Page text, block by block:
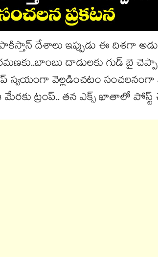
దేశాలు ఇప్పుడు ఈ దిశగా
దాడులకు గుడ్ బై
స్వయంగా వెల్లడించటం
ట్రంప్.. తన ఎక్స్ ఖాతాలో పోస్ట్